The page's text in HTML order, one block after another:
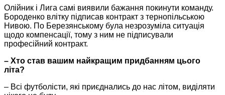
Олійник і Лига самі виявили бажання покинути команду.
Бороденко влітку підписав контракт з тернопільською
Нивою. По Березянському була незрозуміла ситуація
щодо компенсації, тому з ним не підписували
професійний контракт.
– Хто став вашим найкращим придбанням цього
літа?
– Всі футболісти, які приєднались до нас літом, виділяти